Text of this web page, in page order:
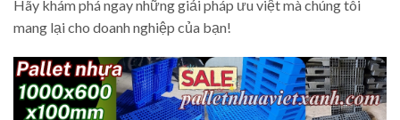
Hãy khám phá ngay những giải pháp ưu việt mà chúng tôi
mang lại cho doanh nghiệp của bạn!